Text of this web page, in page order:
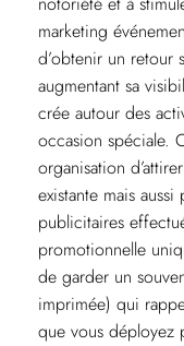
marketing
d’obtenir un retour
augmentant sa
crée autour des
occasion spéciale.
organisation
existante mais
publicitaires
promotionnelle
de garder un
imprimée) qui
que vous déployez